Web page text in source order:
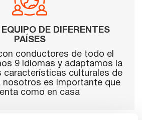
DE DIFERENTES
PAÍSES
conductores de todo el
9 idiomas y adaptamos la
características culturales de
nosotros es importante que
como en casa